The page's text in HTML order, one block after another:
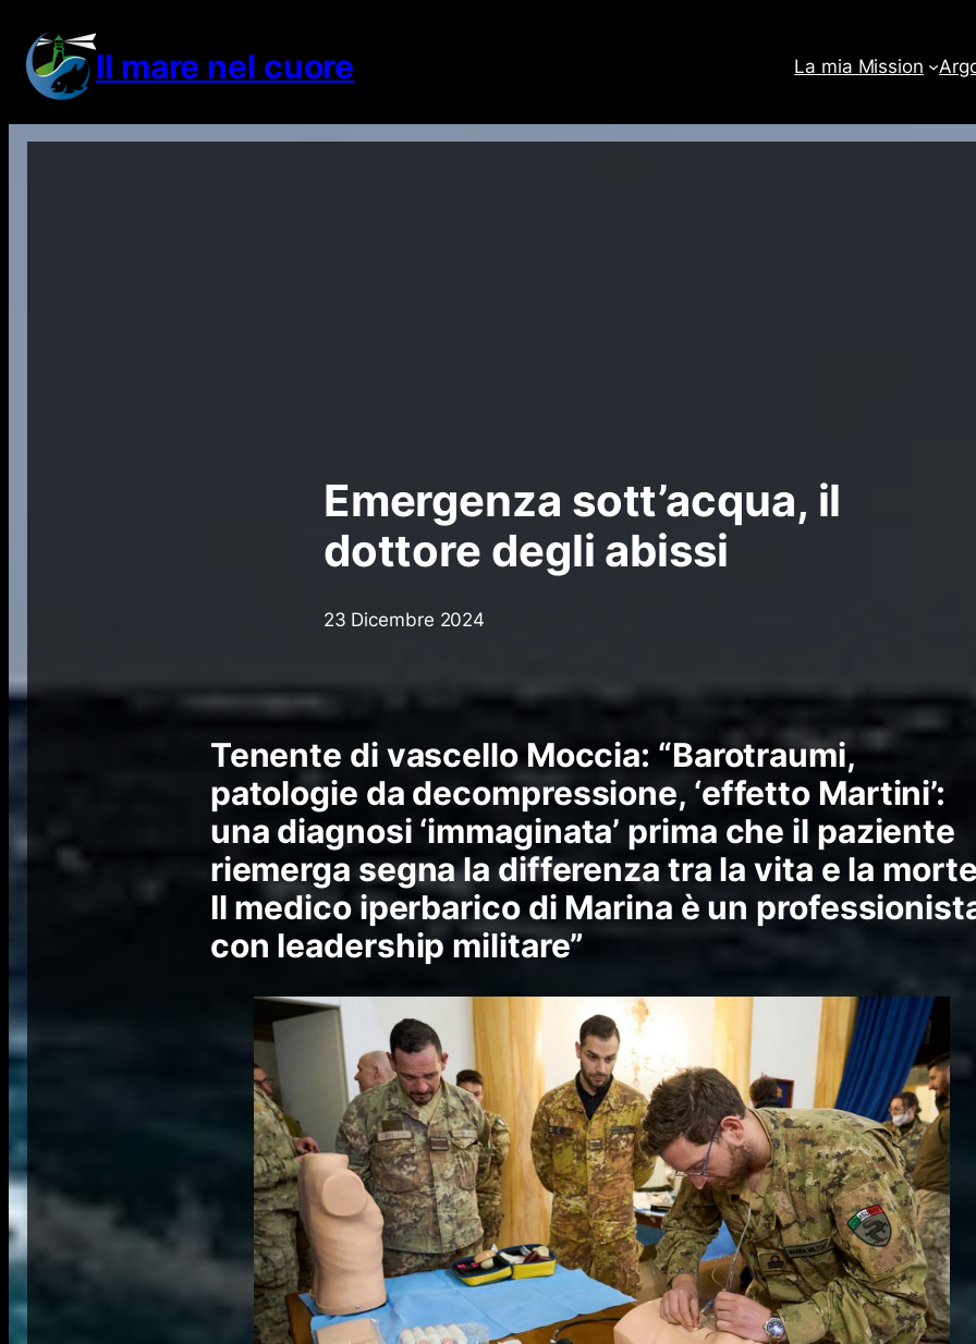
contenuto Il mare nel cuore La mia Mission
Emergenza sott’acqua, il
dottore degli abissi
23 Dicembre 2024
Tenente di vascello Moccia: “Barotraumi,
patologie da decompressione, ‘effetto Martini’:
una diagnosi ‘immaginata’ prima che il paziente
riemerga segna la differenza tra la vita e la
Il medico iperbarico di Marina è un
con leadership militare”